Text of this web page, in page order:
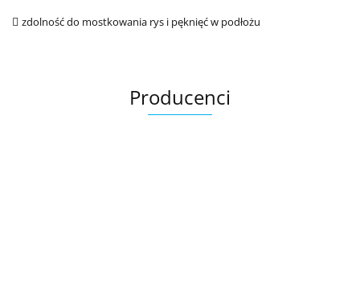
 zdolność do mostkowania rys i pęknięć w podłożu
Producenci